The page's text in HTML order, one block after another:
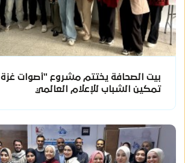
بيت الصحافة يختتم مشروع "أصوات غزة
تمكين الشباب للإعلام العالمي